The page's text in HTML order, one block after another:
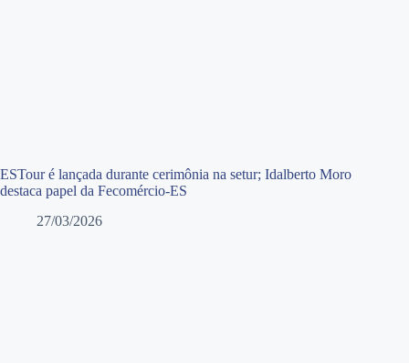
ESTour é lançada durante cerimônia na setur; Idalberto Moro
destaca papel da Fecomércio-ES
27/03/2026